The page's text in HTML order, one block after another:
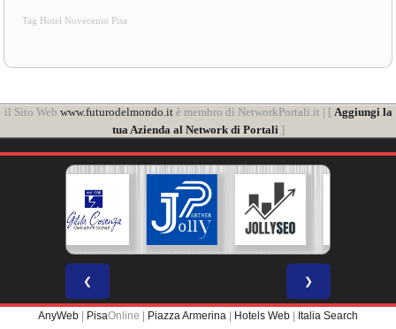
Tag Hotel Novecento Pisa
il Sito Web www.futurodelmondo.itè membro di NetworkPortali.it | [ Aggiungi la
tua Azienda al Network di Portali ]
❮ ❯
AnyWeb | PisaOnline | Piazza Armerina | Hotels Web | Italia Search